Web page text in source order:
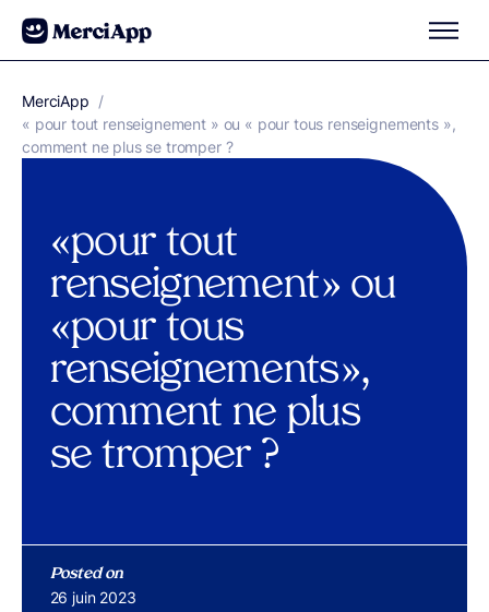
Aller au contenu
MerciApp correcteur orthographe
/
« pour tout renseignement » ou « pour tous renseignements »,
comment ne plus se tromper ?
« pour tout
renseignement » ou
« pour tous
renseignements »,
comment ne plus
se tromper ?
Posted on
Publié le
26 juin 2023